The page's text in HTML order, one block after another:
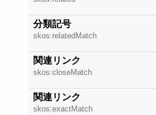
分類記号
skos:relatedMatch
関連リンク
skos:closeMatch
関連リンク
skos:exactMatch